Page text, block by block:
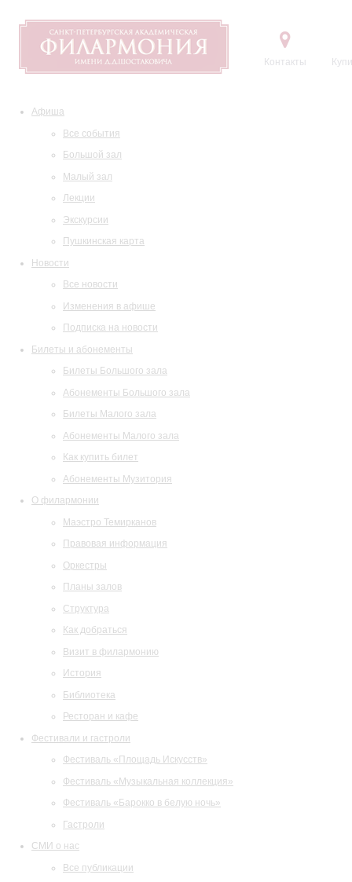
Контакты
Афиша
Все события
Большой зал
Малый зал
Лекции
Экскурсии
Пушкинская карта
Новости
Все новости
Изменения в афише
Подписка на новости
Билеты и абонементы
Билеты Большого зала
Абонементы Большого зала
Билеты Малого зала
Абонементы Малого зала
Как купить билет
Абонементы Музитория
О филармонии
Маэстро Темирканов
Правовая информация
Оркестры
Планы залов
Структура
Как добраться
Визит в филармонию
История
Библиотека
Ресторан и кафе
Фестивали и гастроли
Фестиваль «Площадь Искусств»
Фестиваль «Музыкальная коллекция»
Фестиваль «Барокко в белую ночь»
Гастроли
СМИ о нас
Все публикации